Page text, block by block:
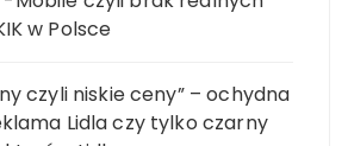
w Polsce
czyli niskie ceny” – ochydna
Lidla czy tylko czarny